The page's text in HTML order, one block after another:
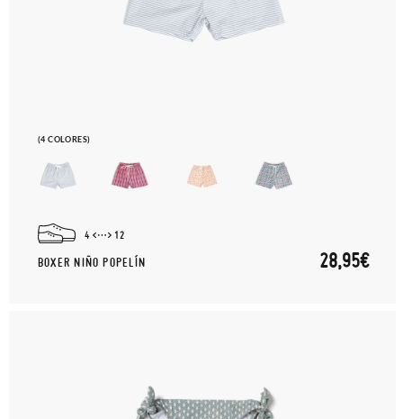
(4 COLORES)
4 12
BOXER NIÑO POPELÍN 28,95€